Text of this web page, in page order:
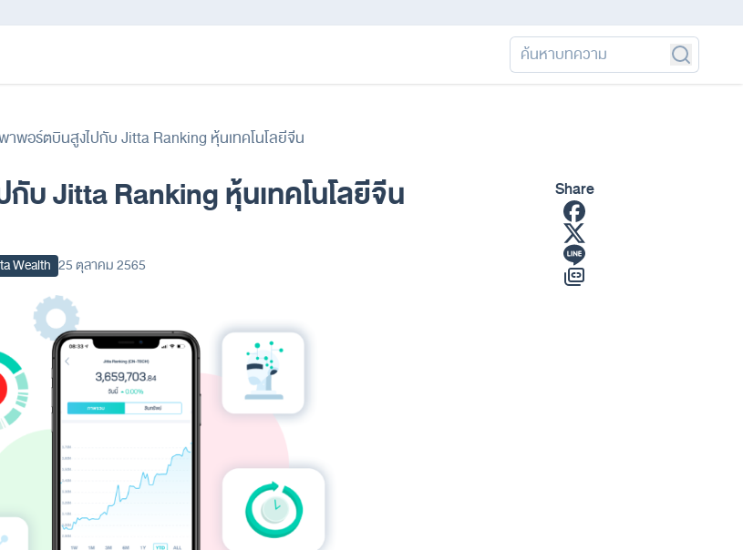
าพอร์ตบินสูงไปกับ Jitta Ranking หุ้นเทคโนโลยีจีน
บ Jitta Ranking หุ้นเทคโนโลยีจีน
Wealth 25 ตุลาคม 2565
Share